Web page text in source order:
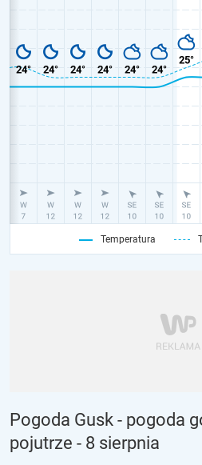
Temperatura
Pogoda Gusk - pogoda
pojutrze - 8 sierpnia